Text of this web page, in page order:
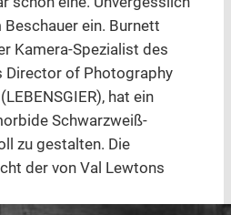
ein. Burnett
Kamera-Spezialist des
Director of Photography
hat ein
Schwarzweiß-
zu gestalten. Die
der von Val Lewtons